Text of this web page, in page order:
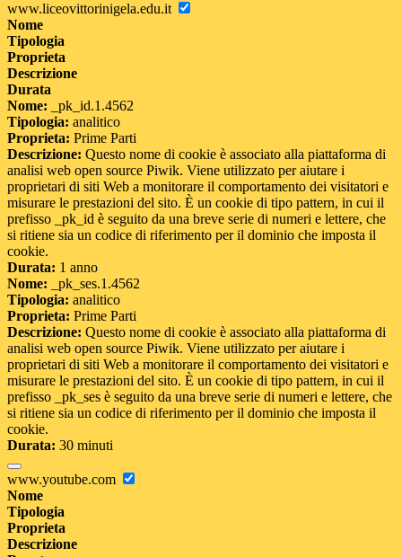
www.liceovittorinigela.edu.it
Nome
Tipologia
Proprieta
Descrizione
Durata
Nome: _pk_id.1.4562
Tipologia: analitico
Proprieta: Prime Parti
Descrizione: Questo nome di cookie è associato alla piattaforma di
analisi web open source Piwik. Viene utilizzato per aiutare i
proprietari di siti Web a monitorare il comportamento dei visitatori e
misurare le prestazioni del sito. È un cookie di tipo pattern, in cui il
prefisso _pk_id è seguito da una breve serie di numeri e lettere, che
si ritiene sia un codice di riferimento per il dominio che imposta il
cookie.
Durata: 1 anno
Nome: _pk_ses.1.4562
Tipologia: analitico
Proprieta: Prime Parti
Descrizione: Questo nome di cookie è associato alla piattaforma di
analisi web open source Piwik. Viene utilizzato per aiutare i
proprietari di siti Web a monitorare il comportamento dei visitatori e
misurare le prestazioni del sito. È un cookie di tipo pattern, in cui il
prefisso _pk_ses è seguito da una breve serie di numeri e lettere, che
si ritiene sia un codice di riferimento per il dominio che imposta il
cookie.
Durata: 30 minuti
www.youtube.com
Nome
Tipologia
Proprieta
Descrizione